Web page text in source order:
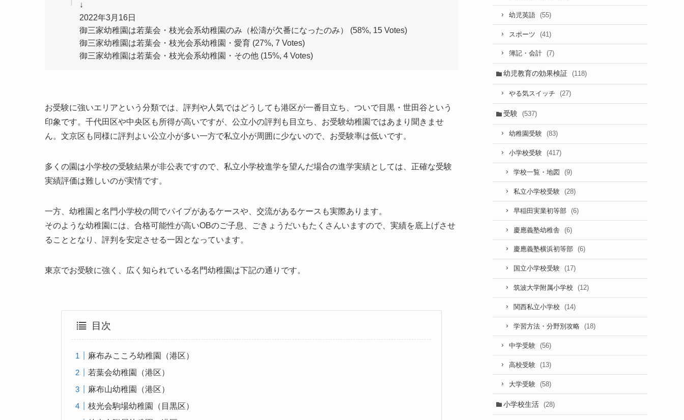
↓
2022年3月16日
御三家幼稚園は若葉会・枝光会系幼稚園のみ（松濤が欠番になったのみ） (58%, 15 Votes)
御三家幼稚園は若葉会・枝光会系幼稚園・愛育 (27%, 7 Votes)
御三家幼稚園は若葉会・枝光会系幼稚園・その他 (15%, 4 Votes)
お受験に強いエリアという分類では、評判や人気ではどうしても港区が一番目立ち、ついで目黒・世田谷という
印象です。千代田区や中央区も所得が高いですが、公立小の評判も目立ち、お受験幼稚園ではあまり聞きませ
ん。文京区も同様に評判よい公立小が多い一方で私立小が周囲に少ないので、お受験率は低いです。
多くの園は小学校の受験結果が非公表ですので、私立小学校進学を望んだ場合の進学実績としては、正確な受験
実績評価は難しいのが実情です。
一方、幼稚園と名門小学校の間でパイプがあるケースや、交流があるケースも実際あります。
そのような幼稚園には、合格可能性が高いOBのご子息、ごきょうだいもたくさんいますので、実績を底上げさせ
ることとなり、評判を安定させる一因となっています。
東京でお受験に強く、広く知られている名門幼稚園は下記の通りです。
目次
麻布みこころ幼稚園（港区）
若葉会幼稚園（港区）
麻布山幼稚園（港区）
枝光会駒場幼稚園（目黒区）
幼児英語 (55)
スポーツ (41)
簿記・会計 (7)
幼児教育の効果検証 (118)
やる気スイッチ (27)
受験 (537)
幼稚園受験 (83)
小学校受験 (417)
学校一覧・地図 (9)
私立小学校受験 (28)
早稲田実業初等部 (6)
慶應義塾幼稚舎 (6)
慶應義塾横浜初等部 (6)
国立小学校受験 (17)
筑波大学附属小学校 (12)
関西私立小学校 (14)
学習方法・分野別攻略 (18)
中学受験 (56)
高校受験 (13)
大学受験 (58)
小学校生活 (28)